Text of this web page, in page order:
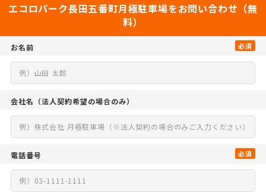
エコロパーク長田五番町月極駐車場をお問い合わせ（無
料）
お名前 必須
会社名 （法人契約希望の場合のみ）
電話番号 必須